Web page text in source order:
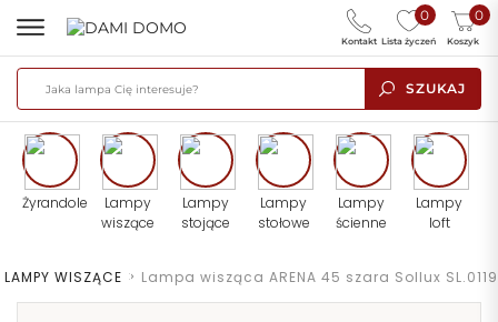
SZUKAJ
0
Lista życzeń
0
Koszyk
Kontakt
Żyrandole
Lampy
wiszące
Lampy
stojące
Lampy
stołowe
Lampy
ścienne
Lampy
loft
LAMPY WISZĄCE > Lampa wisząca ARENA 45 szara Sollux SL.0119